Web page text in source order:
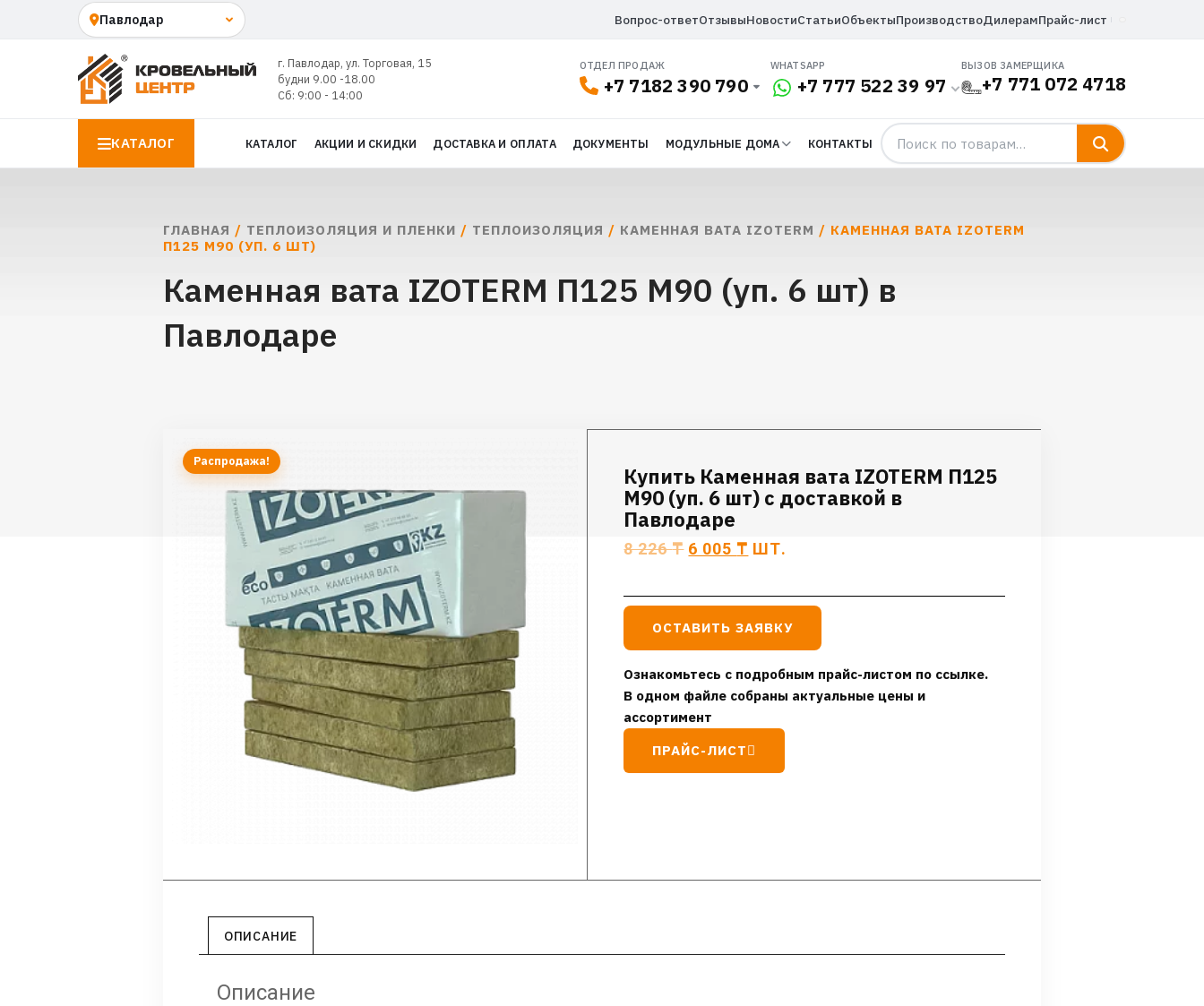
Вопрос-ответОтзывыНовостиСтатьиОбъектыПроизводствоДилерамПрайс-лист
г. Павлодар, ул. Торговая, 15
будни 9.00 -18.00
Сб: 9:00 - 14:00
ОТДЕЛ ПРОДАЖ
+7 7182 390 790
WHATSAPP
+7 777 522 39 97
ВЫЗОВ ЗАМЕРЩИКА
+7 771 072 4718
КАТАЛОГ КАТАЛОГ АКЦИИ И СКИДКИ ДОСТАВКА И ОПЛАТА ДОКУМЕНТЫ МОДУЛЬНЫЕ ДОМА КОНТАКТЫ
ГЛАВНАЯ / ТЕПЛОИЗОЛЯЦИЯ И ПЛЕНКИ / ТЕПЛОИЗОЛЯЦИЯ / КАМЕННАЯ ВАТА IZOTERM / КАМЕННАЯ ВАТА IZOTERM
П125 М90 (УП. 6 ШТ)
Каменная вата IZOTERM П125 М90 (уп. 6 шт) в
Павлодаре
Распродажа!
Купить Каменная вата IZOTERM П125
М90 (уп. 6 шт) с доставкой в
Павлодаре
8 226₸ 6 005 ₸ ШТ.
ОСТАВИТЬ ЗАЯВКУ
Ознакомьтесь с подробным прайс-листом по ссылке.
В одном файле собраны актуальные цены и
ассортимент
ПРАЙС-ЛИСТ
ОПИСАНИЕ
Описание